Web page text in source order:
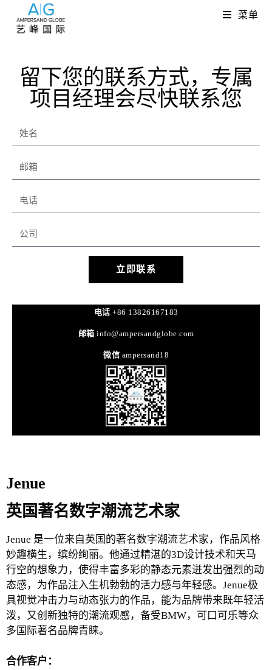
菜单
留下您的联系方式，专属
项目经理会尽快联系您
立即联系
电话 +86 13826167183
邮箱 info@ampersandglobe.com
微信 ampersand18
Jenue
英国著名数字潮流艺术家
Jenue 是一位来自英国的著名数字潮流艺术家，作品风格
妙趣横生，缤纷绚丽。他通过精湛的3D设计技术和天马
行空的想象力，使得丰富多彩的静态元素迸发出强烈的动
态感，为作品注入生机勃勃的活力感与年轻感。Jenue极
具视觉冲击力与动态张力的作品，能为品牌带来既年轻活
泼，又创新独特的潮流观感，备受BMW，可口可乐等众
多国际著名品牌青睐。
合作客户：